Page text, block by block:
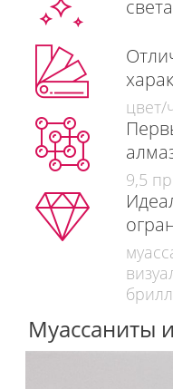
света
цвет/
9,5
Муассаниты